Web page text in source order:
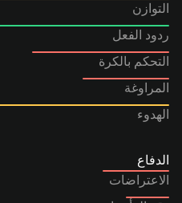
التوازن
ردود الفعل
التحكم بالكرة
المراوغة
الهدوء
الدفاع
الاعتراضات